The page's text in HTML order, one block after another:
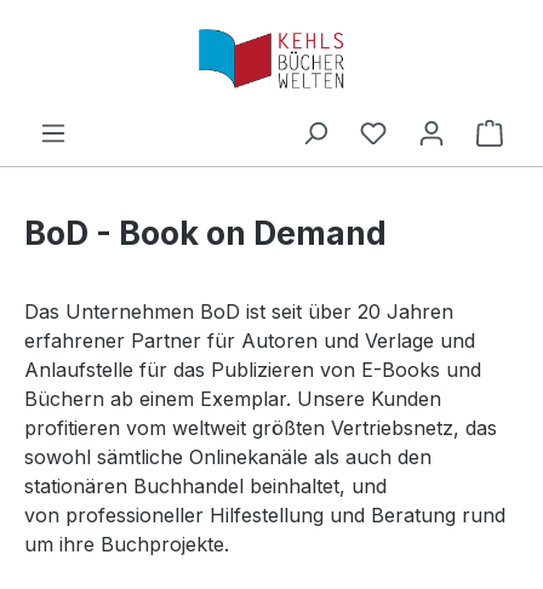
Zum Hauptinhalt springen
BoD - Book on Demand
Das Unternehmen BoD ist seit über 20 Jahren
erfahrener Partner für Autoren und Verlage und
Anlaufstelle für das Publizieren von E-Books und
Büchern ab einem Exemplar. Unsere Kunden
profitieren vom weltweit größten Vertriebsnetz, das
sowohl sämtliche Onlinekanäle als auch den
stationären Buchhandel beinhaltet, und
von professioneller Hilfestellung und Beratung rund
um ihre Buchprojekte.